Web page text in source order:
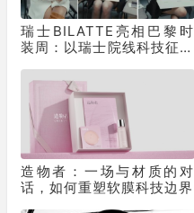
瑞士BILATTE亮相巴黎时
装周：以瑞士院线科技征服
挚荐
造物者：一场与材质的对
话，如何重塑软膜科技边界